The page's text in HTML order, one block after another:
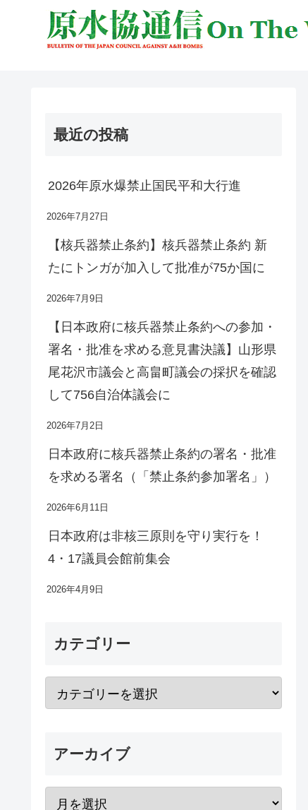
最近の投稿
2026年原水爆禁止国民平和大行進
2026年7月27日
【核兵器禁止条約】核兵器禁止条約 新
たにトンガが加入して批准が75か国に
2026年7月9日
【日本政府に核兵器禁止条約への参加・
署名・批准を求める意見書決議】山形県
尾花沢市議会と高畠町議会の採択を確認
して756自治体議会に
2026年7月2日
日本政府に核兵器禁止条約の署名・批准
を求める署名（「禁止条約参加署名」）
2026年6月11日
日本政府は非核三原則を守り実行を！
4・17議員会館前集会
2026年4月9日
カテゴリー
アーカイブ